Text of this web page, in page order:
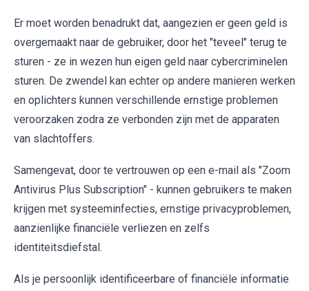
Er moet worden benadrukt dat, aangezien er geen geld is
overgemaakt naar de gebruiker, door het "teveel" terug te
sturen - ze in wezen hun eigen geld naar cybercriminelen
sturen. De zwendel kan echter op andere manieren werken
en oplichters kunnen verschillende ernstige problemen
veroorzaken zodra ze verbonden zijn met de apparaten
van slachtoffers.
Samengevat, door te vertrouwen op een e-mail als "Zoom
Antivirus Plus Subscription" - kunnen gebruikers te maken
krijgen met systeeminfecties, ernstige privacyproblemen,
aanzienlijke financiële verliezen en zelfs
identiteitsdiefstal.
Als je persoonlijk identificeerbare of financiële informatie